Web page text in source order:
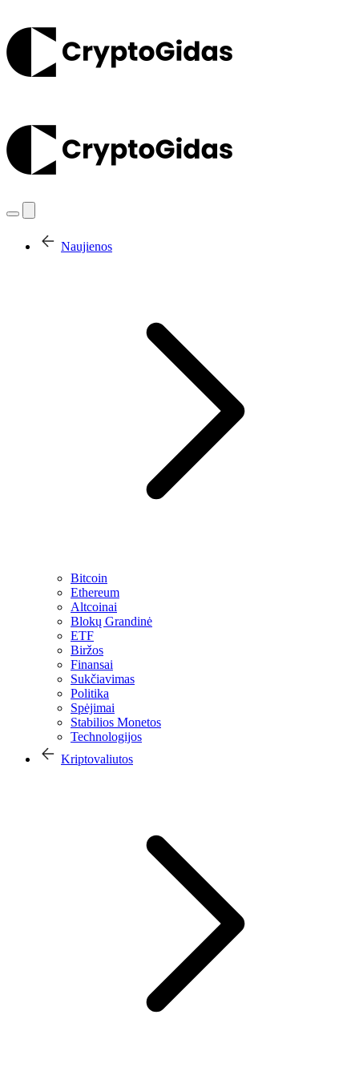
Naujienos
Bitcoin
Ethereum
Altcoinai
Blokų Grandinė
ETF
Biržos
Finansai
Sukčiavimas
Politika
Spėjimai
Stabilios Monetos
Technologijos
Kriptovaliutos